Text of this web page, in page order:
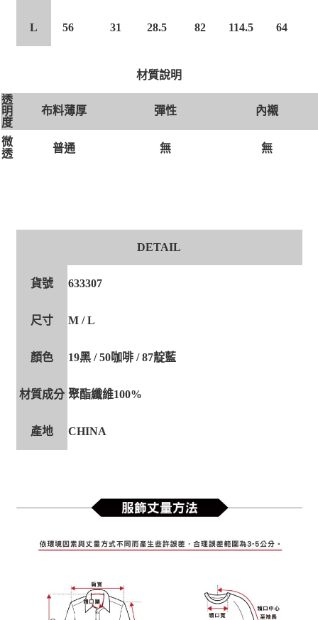
L 56 31 28.5 82 114.5 64
材質說明
透
明
度
布料薄厚 彈性 內襯
微
透
普通 無 無
DETAIL
貨號 633307
尺寸 M / L
顏色 19黑 / 50咖啡 / 87靛藍
材質成分 聚酯纖維100%
產地 CHINA